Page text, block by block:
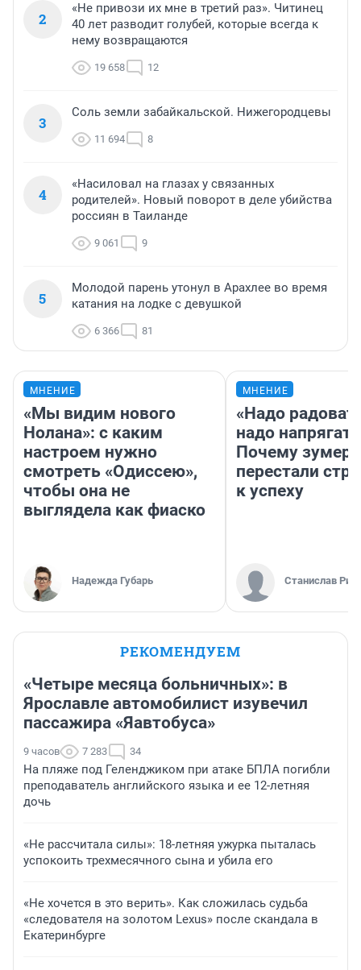
2
«Не привози их мне в третий раз». Читинец
40 лет разводит голубей, которые всегда к
нему возвращаются
19 658 12
3
Соль земли забайкальской. Нижегородцевы
11 694 8
4
«Насиловал на глазах у связанных
родителей». Новый поворот в деле убийства
россиян в Таиланде
9 061 9
5
Молодой парень утонул в Арахлее во время
катания на лодке с девушкой
6 366 81
МНЕНИЕ
«Мы видим нового
Нолана»: с каким
настроем нужно
смотреть «Одиссею»,
чтобы она не
выглядела как фиаско
Надежда Губарь
МНЕНИЕ
«Надо
надо
Почему
перестали
к успеху
Станислав
РЕКОМЕНДУЕМ
«Четыре месяца больничных»: в
Ярославле автомобилист изувечил
пассажира «Яавтобуса»
9 часов 7 283 34
На пляже под Геленджиком при атаке БПЛА погибли
преподаватель английского языка и ее 12-летняя
дочь
«Не рассчитала силы»: 18-летняя ужурка пыталась
успокоить трехмесячного сына и убила его
«Не хочется в это верить». Как сложилась судьба
«следователя на золотом Lexus» после скандала в
Екатеринбурге